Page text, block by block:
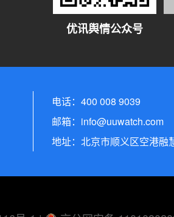
优讯舆情公众号
电话： 400 008 9039
邮箱： info@uuwatch.com
地址： 北京市顺义区空港融